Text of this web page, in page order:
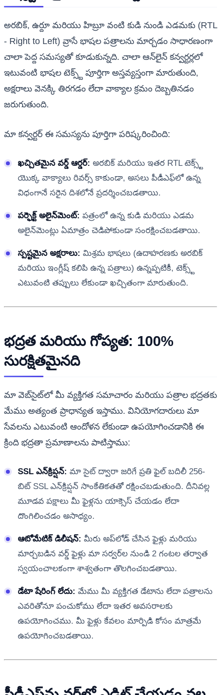
అరబిక్, ఉర్దూ మరియు హిబ్రూ వంటి కుడి నుండి ఎడమకు (RTL
- Right to Left) వ్రాసే భాషల పత్రాలను మార్చడం సాధారణంగా
చాలా పెద్ద సమస్యతో కూడుకున్నది. చాలా ఆన్‌లైన్ కన్వర్టర్లలో
ఇటువంటి భాషల టెక్స్ట్ పూర్తిగా అస్తవ్యస్తంగా మారుతుంది,
అక్షరాలు వెనక్కి తిరగడం లేదా వాక్యాల క్రమం దెబ్బతినడం
జరుగుతుంది.
మా కన్వర్టర్ ఈ సమస్యను పూర్తిగా పరిష్కరించింది:
ఖచ్చితమైన వర్డ్ ఆర్డర్: అరబిక్ మరియు ఇతర RTL టెక్స్ట్
యొక్క వాక్యాలు రివర్స్ కాకుండా, అసలు పీడీఎఫ్‌లో ఉన్న
విధంగానే సరైన దిశలోనే ప్రదర్శించబడతాయి.
పర్ఫెక్ట్ అలైన్‌మెంట్: పత్రంలో ఉన్న కుడి మరియు ఎడమ
అలైన్‌మెంట్లు ఏమాత్రం చెడిపోకుండా సంరక్షించబడతాయి.
స్పష్టమైన అక్షరాలు: మిశ్రమ భాషలు (ఉదాహరణకు అరబిక్
మరియు ఇంగ్లీష్ కలిపి ఉన్న పత్రాలు) ఉన్నప్పటికీ, టెక్స్ట్
ఎటువంటి తప్పులు లేకుండా ఖచ్చితంగా మారుతుంది.
భద్రత మరియు గోప్యత: 100%
సురక్షితమైనది
మా వెబ్‌సైట్‌లో మీ వ్యక్తిగత సమాచారం మరియు పత్రాల భద్రతకు
మేము అత్యంత ప్రాధాన్యత ఇస్తాము. వినియోగదారులు మా
సేవలను ఎటువంటి ఆందోళన లేకుండా ఉపయోగించడానికి ఈ
క్రింది భద్రతా ప్రమాణాలను పాటిస్తాము:
SSL ఎన్‌క్రిప్షన్: మా సైట్ ద్వారా జరిగే ప్రతి ఫైల్ బదిలీ 256-
బిట్ SSL ఎన్‌క్రిప్షన్ సాంకేతికతతో రక్షించబడుతుంది. దీనివల్ల
మూడవ పక్షాలు మీ ఫైళ్లను యాక్సెస్ చేయడం లేదా
దొంగిలించడం అసాధ్యం.
ఆటోమేటిక్ డిలీషన్: మీరు అప్‌లోడ్ చేసిన ఫైళ్లు మరియు
మార్చబడిన వర్డ్ ఫైళ్లు మా సర్వర్‌ల నుండి 2 గంటల తర్వాత
స్వయంచాలకంగా శాశ్వతంగా తొలగించబడతాయి.
డేటా షేరింగ్ లేదు: మేము మీ వ్యక్తిగత డేటాను లేదా పత్రాలను
ఎవరితోనూ పంచుకోము లేదా ఇతర అవసరాలకు
ఉపయోగించము. మీ ఫైళ్లు కేవలం మార్పిడి కోసం మాత్రమే
ఉపయోగించబడతాయి.